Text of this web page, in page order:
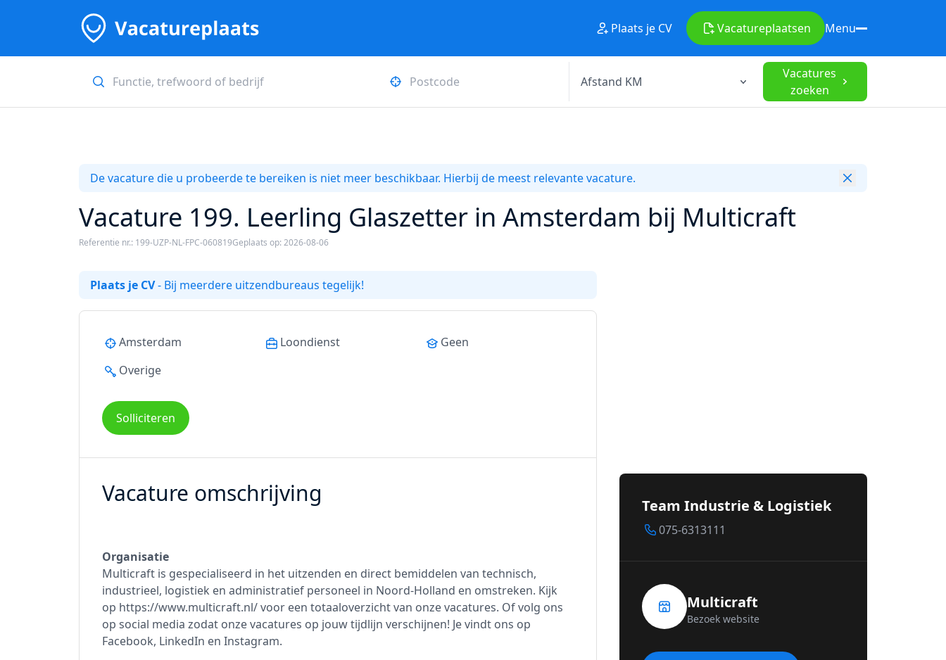
Plaats je CV Vacatureplaatsen Menu
Vacatures
zoeken
De vacature die u probeerde te bereiken is niet meer beschikbaar. Hierbij de meest relevante vacature.
Vacature 199. Leerling Glaszetter in Amsterdam bij Multicraft
Referentie nr.: 199-UZP-NL-FPC-060819Geplaats op: 2026-08-06
Plaats je CV- Bij meerdere uitzendbureaus tegelijk!
Amsterdam Loondienst
Geen
Overige
Solliciteren
Vacature omschrijving
Organisatie
Multicraft is gespecialiseerd in het uitzenden en direct bemiddelen van technisch,
industrieel, logistiek en administratief personeel in Noord-Holland en omstreken. Kijk
op https://www.multicraft.nl/ voor een totaaloverzicht van onze vacatures. Of volg ons
op social media zodat onze vacatures op jouw tijdlijn verschijnen! Je vindt ons op
Facebook, LinkedIn en Instagram.
Team Industrie & Logistiek
075-6313111
Multicraft
Bezoek website